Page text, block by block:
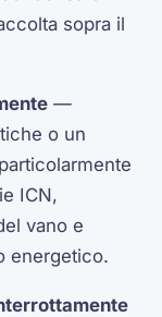
sopra il
—
o un
ICN,
vano e
energetico.